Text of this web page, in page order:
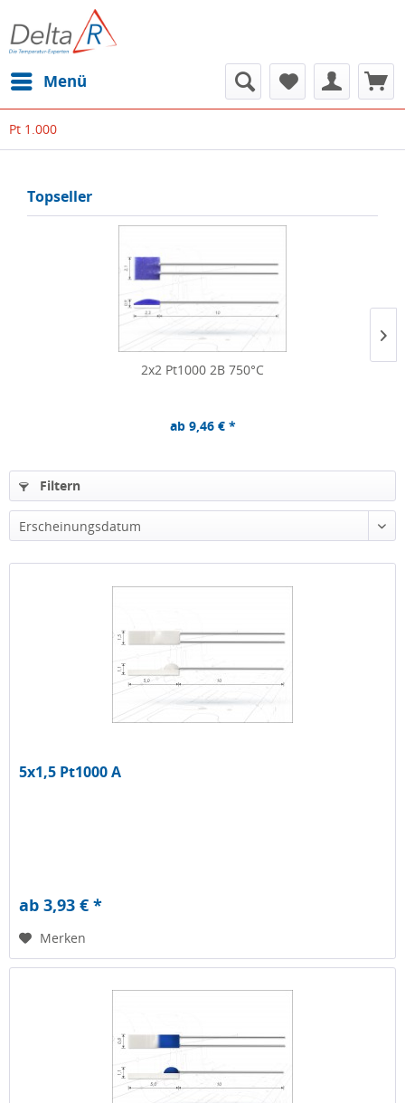
Menü
Pt 1.000
Topseller
2x2 Pt1000 2B 750°C
ab 9,46 € *
Filtern
Erscheinungsdatum
5x1,5 Pt1000 A
ab 3,93 € *
Merken